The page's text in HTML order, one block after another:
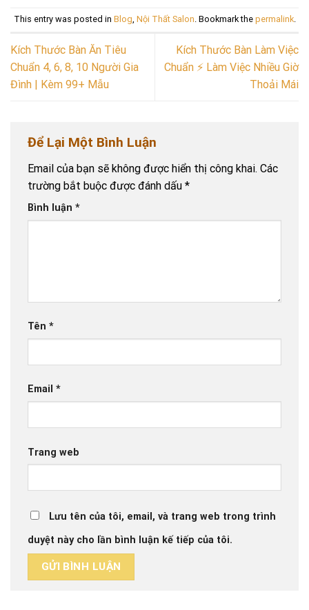
This entry was posted in Blog, Nội Thất Salon. Bookmark the permalink.
Kích Thước Bàn Ăn Tiêu
Chuẩn 4, 6, 8, 10 Người Gia
Đình | Kèm 99+ Mẫu
Kích Thước Bàn Làm Việc
Chuẩn ⚡ Làm Việc Nhiều Giờ
Thoải Mái
Để Lại Một Bình Luận
Email của bạn sẽ không được hiển thị công khai. Các
trường bắt buộc được đánh dấu *
Bình luận *
Tên *
Email *
Trang web
Lưu tên của tôi, email, và trang web trong trình
duyệt này cho lần bình luận kế tiếp của tôi.